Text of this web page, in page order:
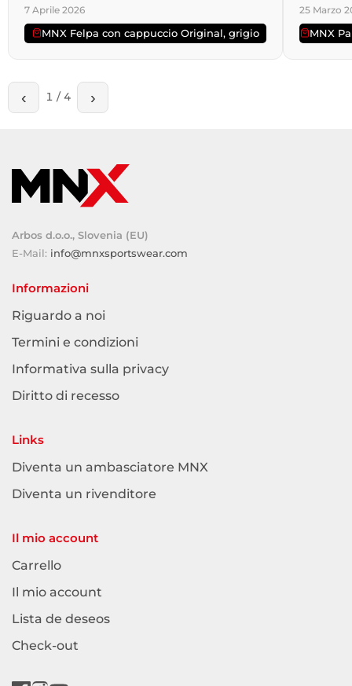
7 Aprile 2026
MNX Felpa con cappuccio Original, grigio
25 Marzo
MNX
‹ 1 / 4 ›
Arbos d.o.o., Slovenia (EU)
E-Mail: info@mnxsportswear.com
Informazioni
Riguardo a noi
Termini e condizioni
Informativa sulla privacy
Diritto di recesso
Links
Diventa un ambasciatore MNX
Diventa un rivenditore
Il mio account
Carrello
Il mio account
Lista de deseos
Check-out